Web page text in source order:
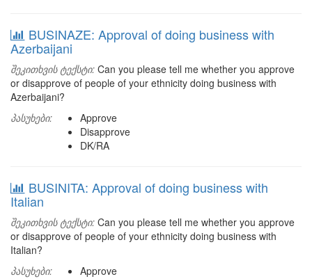
BUSINAZE: Approval of doing business with
Azerbaijani
შეკითხვის ტექსტი: Can you please tell me whether you approve
or disapprove of people of your ethnicity doing business with
Azerbaijani?
პასუხები:
Approve
Disapprove
DK/RA
BUSINITA: Approval of doing business with
Italian
შეკითხვის ტექსტი: Can you please tell me whether you approve
or disapprove of people of your ethnicity doing business with
Italian?
პასუხები:
Approve